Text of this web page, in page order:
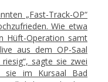
„Fast-Track-OP“
Wie etwa
Hüft-Operation samt
aus dem OP-Saal
sagte sie zwei
sie im Kursaal Bad